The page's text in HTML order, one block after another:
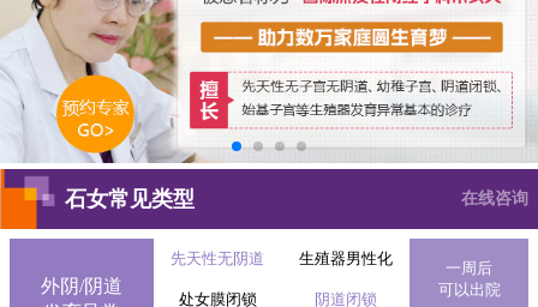
石女常见类型 在线咨询
外阴/阴道
先天性无阴道 生殖器男性化
一周后
可以出院
处女膜闭锁 阴道闭锁